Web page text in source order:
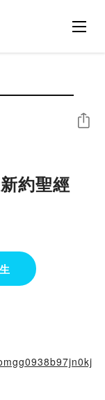
約聖經
シェア